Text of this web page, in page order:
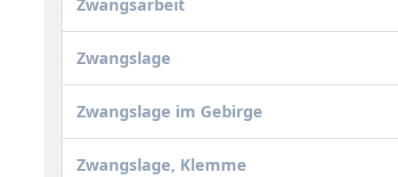
Zwangsarbeit
Zwangslage
Zwangslage im Gebirge
Zwangslage, Klemme